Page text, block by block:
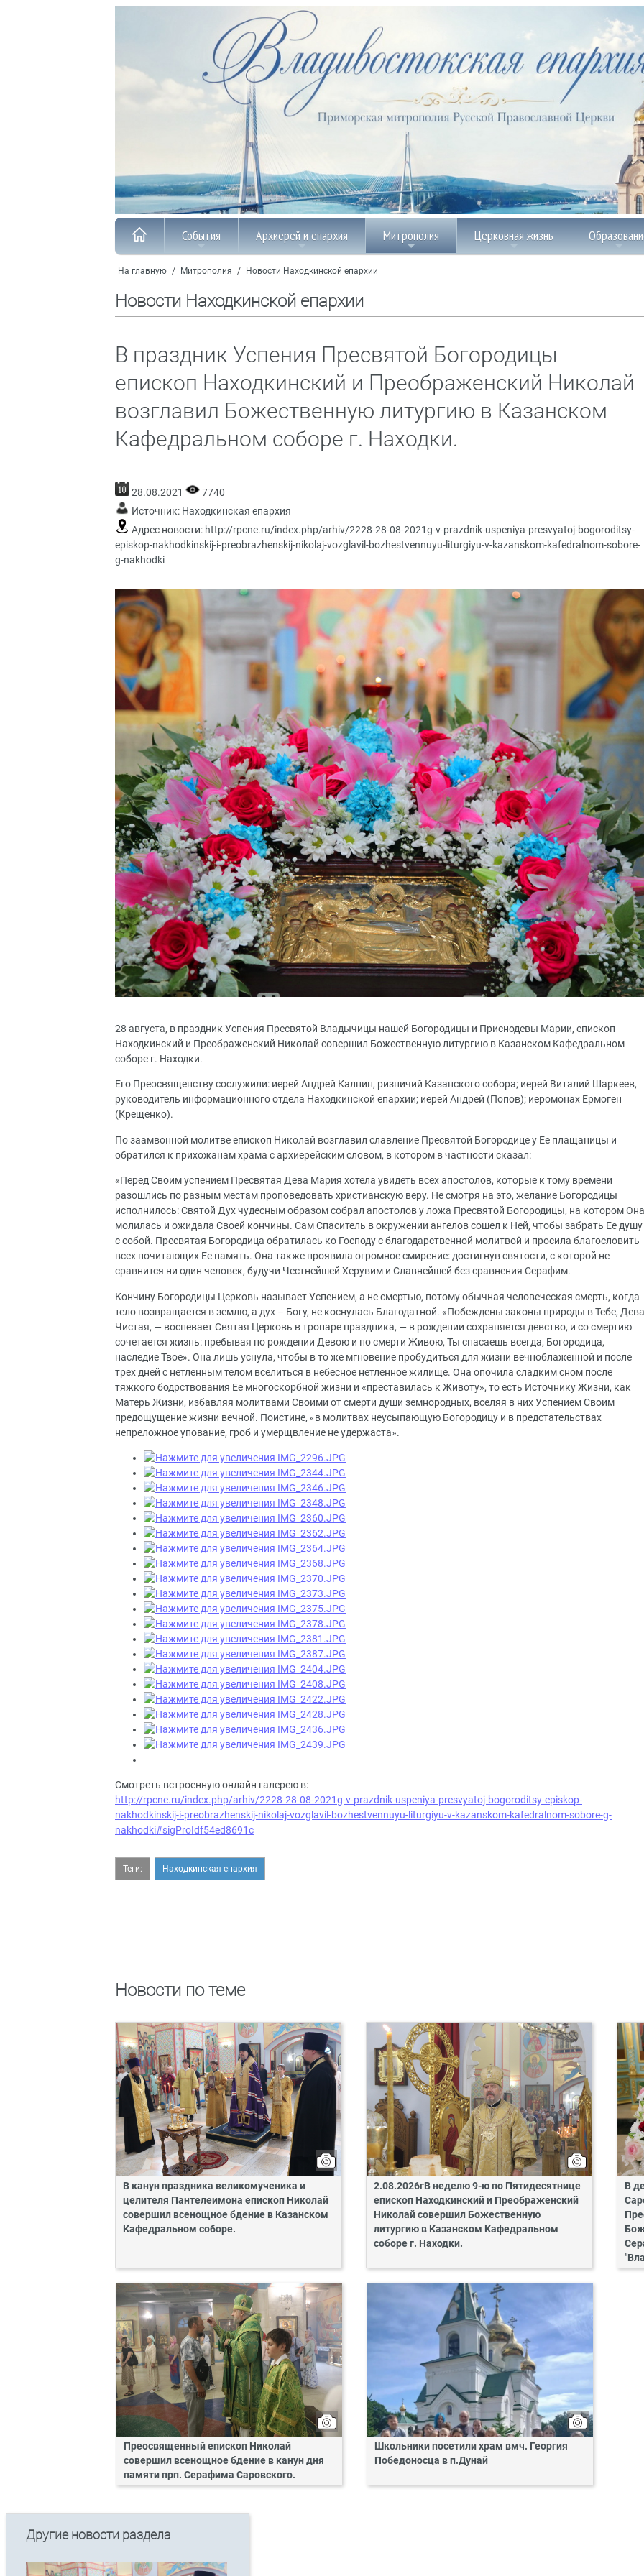
События Архиерей и епархия Митрополия Церковная жизнь
На главную / Митрополия / Новости Находкинской епархии
Новости Находкинской епархии
В праздник Успения Пресвятой Богородицы
епископ Находкинский и Преображенский Николай
возглавил Божественную литургию в Казанском
Кафедральном соборе г. Находки.
28.08.2021
7740
Источник: Находкинская епархия
Адрес новости: http://rpcne.ru/index.php/arhiv/2228-28-08-2021g-v-prazdnik-uspeniya-presvyatoj-bogoroditsy-
episkop-nakhodkinskij-i-preobrazhenskij-nikolaj-vozglavil-bozhestvennuyu-liturgiyu-v-kazanskom-kafedralnom-sobore-
g-nakhodki
28 августа, в праздник Успения Пресвятой Владычицы нашей Богородицы и Приснодевы Марии, епископ
Находкинский и Преображенский Николай совершил Божественную литургию в Казанском Кафедральном
соборе г. Находки.
Его Преосвященству сослужили: иерей Андрей Калнин, ризничий Казанского cобора; иерей Виталий Шаркеев,
руководитель информационного отдела Находкинской епархии; иерей Андрей (Попов); иеромонах Ермоген
(Крещенко).
По заамвонной молитве епископ Николай возглавил славление Пресвятой Богородице у Ее плащаницы и
обратился к прихожанам храма с архиерейским словом, в котором в частности сказал:
«Перед Своим успением Пресвятая Дева Мария хотела увидеть всех апостолов, которые к тому времени
разошлись по разным местам проповедовать христианскую веру. Не смотря на это, желание Богородицы
исполнилось: Святой Дух чудесным образом собрал апостолов у ложа Пресвятой Богородицы, на котором Она
молилась и ожидала Своей кончины. Сам Спаситель в окружении ангелов сошел к Ней, чтобы забрать Ее душу
с собой. Пресвятая Богородица обратилась ко Господу с благодарственной молитвой и просила благословить
всех почитающих Ее память. Она также проявила огромное смирение: достигнув святости, с которой не
сравнится ни один человек, будучи Честнейшей Херувим и Славнейшей без сравнения Серафим.
Кончину Богородицы Церковь называет Успением, а не смертью, потому обычная человеческая смерть, когда
тело возвращается в землю, а дух – Богу, не коснулась Благодатной. «Побеждены законы природы в Тебе, Дева
Чистая, — воспевает Святая Церковь в тропаре праздника, — в рождении сохраняется девство, и со смертию
сочетается жизнь: пребывая по рождении Девою и по смерти Живою, Ты спасаешь всегда, Богородица,
наследие Твое». Она лишь уснула, чтобы в то же мгновение пробудиться для жизни вечноблаженной и после
трех дней с нетленным телом вселиться в небесное нетленное жилище. Она опочила сладким сном после
тяжкого бодрствования Ее многоскорбной жизни и «преставилась к Животу», то есть Источнику Жизни, как
Матерь Жизни, избавляя молитвами Своими от смерти души земнородных, вселяя в них Успением Своим
предощущение жизни вечной. Поистине, «в молитвах неусыпающую Богородицу и в предстательствах
непреложное упование, гроб и умерщвление не удержаста».
Смотреть встроенную онлайн галерею в:
http://rpcne.ru/index.php/arhiv/2228-28-08-2021g-v-prazdnik-uspeniya-presvyatoj-bogoroditsy-episkop-
nakhodkinskij-i-preobrazhenskij-nikolaj-vozglavil-bozhestvennuyu-liturgiyu-v-kazanskom-kafedralnom-sobore-g-
nakhodki#sigProIdf54ed8691c
Теги: Находкинская епархия
Новости по теме
В канун праздника великомученика и
целителя Пантелеимона епископ Николай
совершил всенощное бдение в Казанском
Кафедральном соборе.
2.08.2026гВ неделю 9-ю по Пятидесятнице
епископ Находкинский и Преображенский
Николай совершил Божественную
литургию в Казанском Кафедральном
соборе г. Находки.
В
Преосвященный епископ Николай
совершил всенощное бдение в канун дня
памяти прп. Серафима Саровского.
Школьники посетили храм вмч. Георгия
Победоносца в п.Дунай
Другие новости раздела